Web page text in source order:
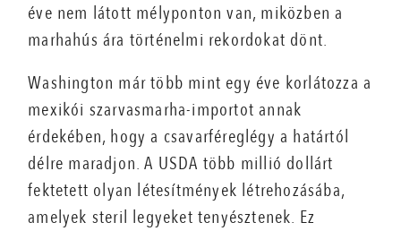
éve nem látott mélyponton van, miközben a
marhahús ára történelmi rekordokat dönt.
Washington már több mint egy éve korlátozza a
mexikói szarvasmarha-importot annak
érdekében, hogy a csavarféreglégy a határtól
délre maradjon. A USDA több millió dollárt
fektetett olyan létesítmények létrehozásába,
amelyek steril legyeket tenyésztenek. Ez